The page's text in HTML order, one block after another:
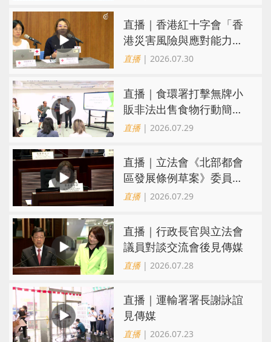
直播｜香港紅十字會「香
港災害風險與應對能力地
圖2026」研究發佈會
直播| 2026.07.30
直播｜食環署打擊無牌小
販非法出售食物行動簡報
會
直播| 2026.07.29
直播｜立法會《北部都會
區發展條例草案》委員會
會議
直播| 2026.07.29
直播｜行政長官與立法會
議員對談交流會後見傳媒
直播| 2026.07.28
直播｜運輸署署長謝詠誼
見傳媒
直播| 2026.07.23